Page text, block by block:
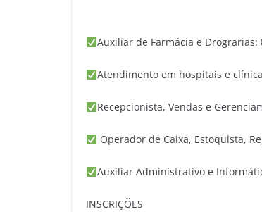
Auxiliar de Farmácia e Drograrias:
Atendimento em hospitais e
Recepcionista, Vendas e
Operador de Caixa, Estoquista,
Auxiliar Administrativo e
INSCRIÇÕES